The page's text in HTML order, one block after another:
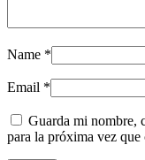
Name *
Email *
Guarda mi nombre,
para la próxima vez que